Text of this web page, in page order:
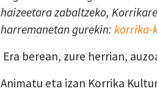
haizeetara zabaltzeko,
harremanetan gurekin: korrika-
Era berean, zure herrian,
Animatu eta izan Korrika